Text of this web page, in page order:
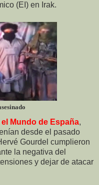
(EI) en Irak.
Mundo de España,
desde el pasado
Gourdel cumplieron
la negativa del
y dejar de atacar